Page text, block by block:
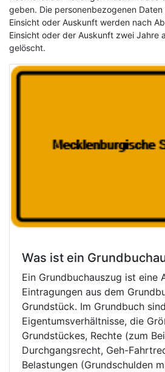
geben. Die personenbezogenen
Einsicht oder Auskunft werden nach
Einsicht oder der Auskunft zwei Jahre
gelöscht.
Was ist ein
Ein Grundbuchauszug ist eine
Eintragungen aus dem
Grundstück. Im Grundbuch sind
Eigentumsverhältnisse, die
Grundstückes, Rechte (zum
Durchgangsrecht, Geh-
Belastungen (Grundschulden